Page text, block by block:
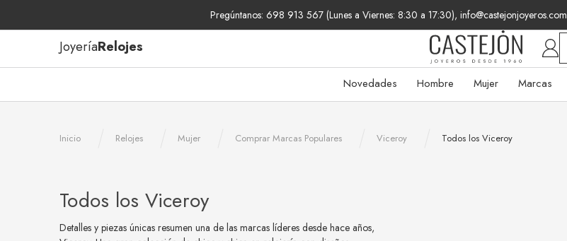
Pregúntanos: 698 913 567 (Lunes a Viernes: 8:30 a 17:30), info@castejonjoyeros.com
JoyeríaRelojes
Novedades Hombre Mujer Marcas
Inicio Relojes Mujer Comprar Marcas Populares Viceroy Todos los Viceroy
Todos los Viceroy
Detalles y piezas únicas resumen una de las marcas líderes desde hace años,